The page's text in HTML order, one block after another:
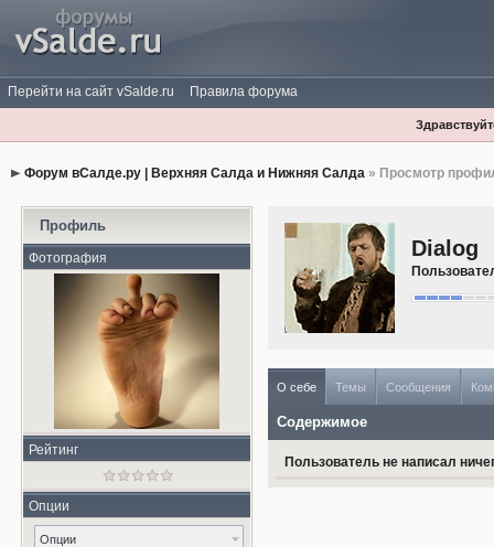
Перейти на сайт vSalde.ru Правила форума
Форум вСалде.ру | Верхняя Салда и Нижняя Салда» Просмотр
Профиль
Фотография
Рейтинг
Опции
Опции
Dialog
О себе Темы Сообщения
Содержимое
Пользователь не написал